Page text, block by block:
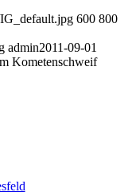
600 800
admin2011-09-01
Kometenschweif